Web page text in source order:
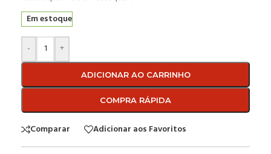
Em estoque
- +
ADICIONAR AO CARRINHO
COMPRA RÁPIDA
Comparar Adicionar aos Favoritos